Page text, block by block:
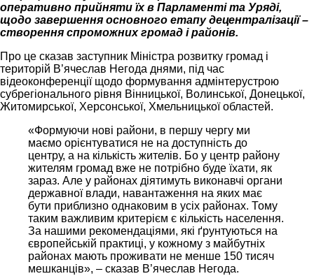
оперативно прийняти їх в Парламенті та Уряді,
щодо завершення основного етапу децентралізації –
створення спроможних громад і районів.
Про це сказав заступник Міністра розвитку громад і
територій В’ячеслав Негода днями, під час
відеоконференції щодо формування адмінтерустрою
субрегіонального рівня Вінницької, Волинської, Донецької,
Житомирської, Херсонської, Хмельницької областей.
«Формуючи нові райони, в першу чергу ми
маємо орієнтуватися не на доступність до
центру, а на кількість жителів. Бо у центр району
жителям громад вже не потрібно буде їхати, як
зараз. Але у районах діятимуть виконавчі органи
державної влади, навантаження на яких має
бути приблизно однаковим в усіх районах. Тому
таким важливим критерієм є кількість населення.
За нашими рекомендаціями, які ґрунтуються на
європейській практиці, у кожному з майбутніх
районах мають проживати не менше 150 тисяч
мешканців», – сказав В’ячеслав Негода.